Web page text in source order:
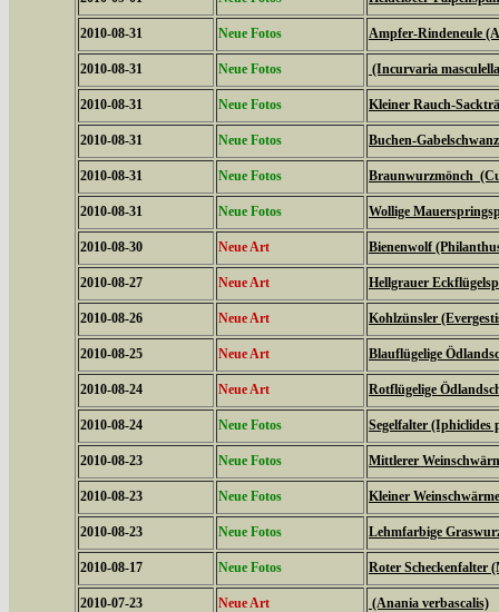
2010-08-31 Neue Fotos Ampfer-Rindeneule
2010-08-31 Neue Fotos (Incurvaria
2010-08-31 Neue Fotos Kleiner Rauch-
2010-08-31 Neue Fotos Buchen-
2010-08-31 Neue Fotos Braunwurzmönch
2010-08-31 Neue Fotos Wollige
2010-08-30 Neue Art Bienenwolf
2010-08-27 Neue Art Hellgrauer
2010-08-26 Neue Art Kohlzünsler
2010-08-25 Neue Art Blauflügelige
2010-08-24 Neue Art Rotflügelige
2010-08-24 Neue Fotos Segelfalter (Iphiclides
2010-08-23 Neue Fotos Mittlerer
2010-08-23 Neue Fotos Kleiner
2010-08-23 Neue Fotos Lehmfarbige
2010-08-17 Neue Fotos Roter Scheckenfalter
2010-07-23 Neue Art (Anania verbascalis)